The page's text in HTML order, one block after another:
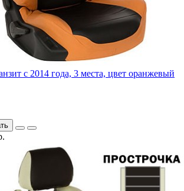
с 2014 года, 3 места, цвет оранжевый